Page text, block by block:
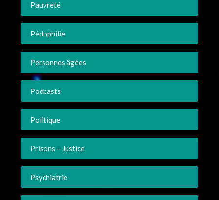
Pauvreté
Pédophilie
Personnes âgées
Podcasts
Politique
Prisons – Justice
Psychiatrie